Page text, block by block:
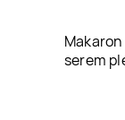
serem